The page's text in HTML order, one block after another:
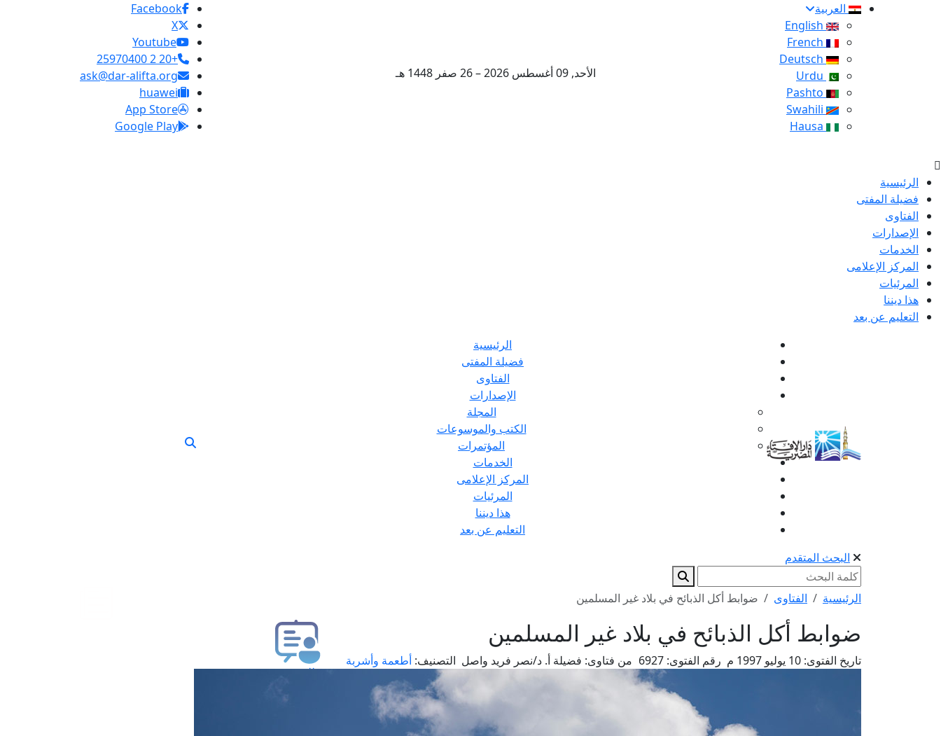
العربية
الأحد, 09 أغسطس 2026 – 26 صفر 1448 هـ
Facebook
X
Youtube
+20 2 25970400
ask@dar-alifta.org
huawei
App Store
Google Play
الرئيسية
فضيلة المفتى
الفتاوى
الإصدارات
الخدمات
المركز الإعلامى
المرئيات
هذا ديننا
التعليم عن بعد
الرئيسية
فضيلة المفتى
الفتاوى
الإصدارات
المجلة
الكتب والموسوعات
المؤتمرات
الخدمات
المركز الإعلامى
المرئيات
هذا ديننا
التعليم عن بعد
البحث المتقدم
الرئيسية الفتاوى ضوابط أكل الذبائح في بلاد غير المسلمين
ضوابط أكل الذبائح في بلاد غير المسلمين
تاريخ الفتوى: رقم الفتوى: 6927 من فتاوى: فضيلة أ. د/نصر فريد واصل التصنيف: أطعمة وأشربة
طلب فتوى